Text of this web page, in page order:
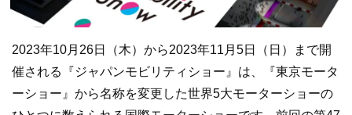
2023年10月26日（木）から2023年11月5日（日）まで開
催される『ジャパンモビリティショー』は、『東京モータ
ーショー』から名称を変更した世界5大モーターショーの